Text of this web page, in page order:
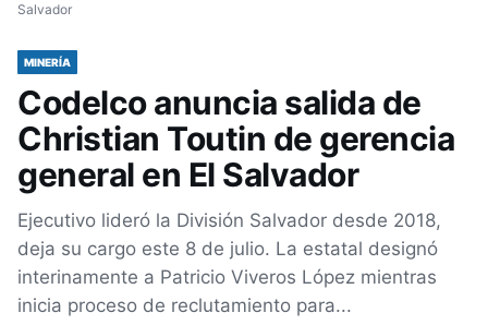
Salvador
MINERÍA
Codelco anuncia salida de
Christian Toutin de gerencia
general en El Salvador
Ejecutivo lideró la División Salvador desde 2018,
deja su cargo este 8 de julio. La estatal designó
interinamente a Patricio Viveros López mientras
inicia proceso de reclutamiento para...